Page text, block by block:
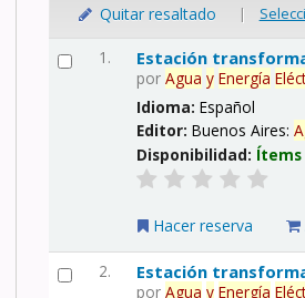
Quitar resaltado |
1. Estación
porAgua y Energía
Idioma:Español
Editor:Buenos Aires:
Disponibilidad:
Hacer reserva
2. Estación
porAgua y Energía